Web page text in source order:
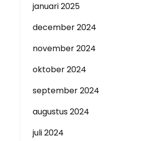
januari 2025
december 2024
november 2024
oktober 2024
september 2024
augustus 2024
juli 2024